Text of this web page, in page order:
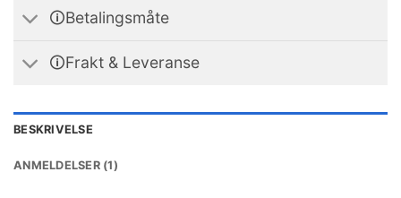
🛈Betalingsmåte
🛈Frakt & Leveranse
BESKRIVELSE
ANMELDELSER (1)